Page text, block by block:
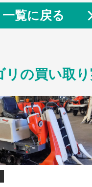
一覧に戻る
リの買い取